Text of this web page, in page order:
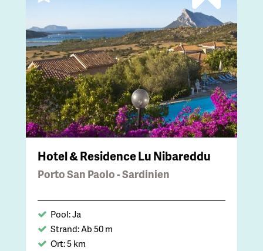
Hotel & Residence Lu Nibareddu
Porto San Paolo - Sardinien
Pool: Ja
Strand: Ab 50 m
Ort: 5 km